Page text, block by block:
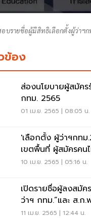
อบรายชื่อผู้มีสิทธิเลือกตั้งผู้ว่าฯ
ข้อง
ส่องนโยบายผู้สมัคร
กทม. 2565
01 เม.ย. 2565 | 08:05 น.
'เลือกตั้ง ผู้ว่าฯกท
เขตพื้นที่ ผู้สมั
10 เม.ย. 2565 | 05:16 น.
เปิดรายชื่อผู้ลงสมัค
ว่าฯ กทม.”และ ส.ก
คุณสมบัติ 4 ราย
11 เม.ย. 2565 | 12:44 น.